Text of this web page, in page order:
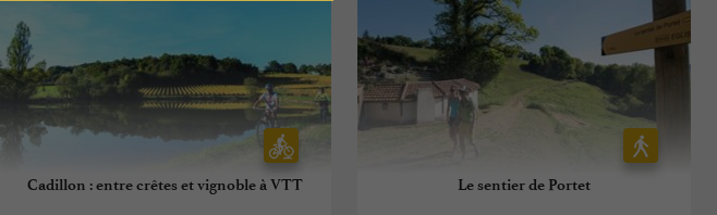
Cadillon : entre crêtes et vignoble à VTT Le sentier de Portet